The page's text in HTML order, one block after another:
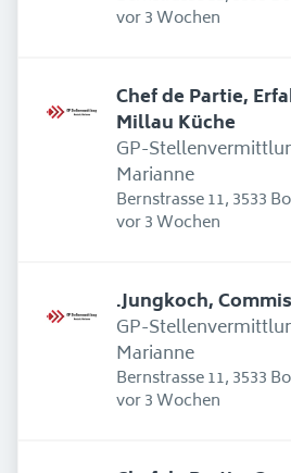
Erschienen:
vor 3 Wochen
Chef de Partie, Erfahrung Gault
Millau Küche
GP-
Marianne
Bernstrasse 11, 3533
Erschienen:
vor 3 Wochen
.Jungkoch,
GP-
Marianne
Bernstrasse 11, 3533
Erschienen:
vor 3 Wochen